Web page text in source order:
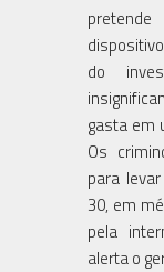
do
gasta em
Os
para
30, em
pela
alerta o